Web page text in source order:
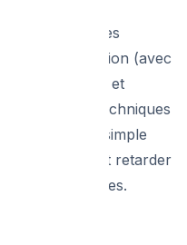
d'installation
à rédiger des
l'administration (avec
main-d'œuvre et
les fiches techniques
Une simple
la facture peut retarder
semaines.